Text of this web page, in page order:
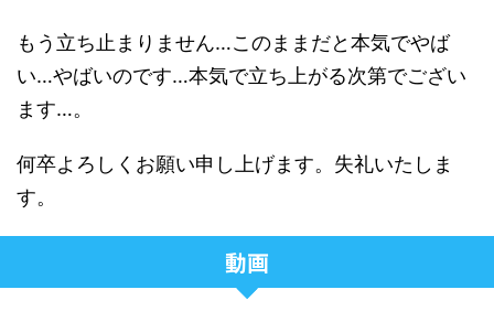
もう立ち止まりません…このままだと本気でやば
い…やばいのです…本気で立ち上がる次第でござい
ます…。
何卒よろしくお願い申し上げます。失礼いたしま
す。
動画